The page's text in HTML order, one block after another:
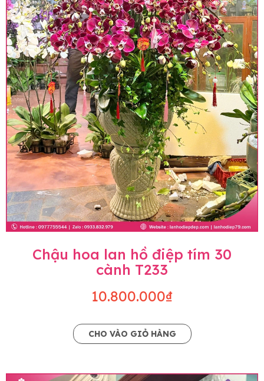
Chậu hoa lan hồ điệp tím 30
cành T233
10.800.000₫
CHO VÀO GIỎ HÀNG